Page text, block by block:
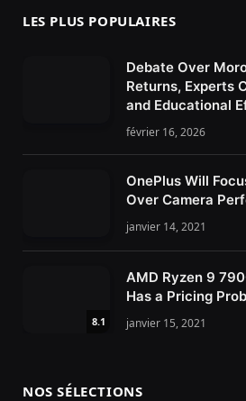
LES PLUS POPULAIRES
Debate Over
Returns, Experts
and Educational
février 16, 2026
OnePlus Will
Over Camera
janvier 14, 2021
8.1
AMD Ryzen 9
Has a Pricing
janvier 15, 2021
NOS SÉLECTIONS